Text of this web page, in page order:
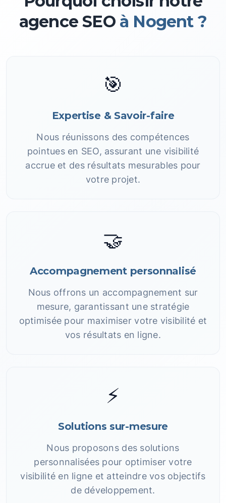
agence SEO à Nogent ?
🎯
Expertise & Savoir-faire
Nous réunissons des compétences
pointues en SEO, assurant une visibilité
accrue et des résultats mesurables pour
votre projet.
🤝
Accompagnement personnalisé
Nous offrons un accompagnement sur
mesure, garantissant une stratégie
optimisée pour maximiser votre visibilité et
vos résultats en ligne.
⚡
Solutions sur-mesure
Nous proposons des solutions
personnalisées pour optimiser votre
visibilité en ligne et atteindre vos objectifs
de développement.